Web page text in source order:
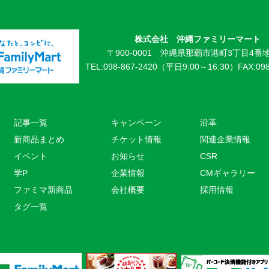
株式会社 沖縄ファミリーマート
〒900-0001 沖縄県那覇市港町3丁目4番
TEL:098-867-2420（平日9:00～16:30）
記事一覧
新商品まとめ
イベント
学P
ファミマ新商品
タグ一覧
キャンペーン
チケット情報
お知らせ
企業情報
会社概要
沿革
関連企業情報
CSR
CMギャラリー
採用情報